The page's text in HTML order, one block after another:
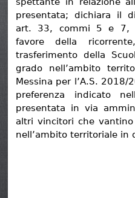
presentata; dichiara il
art. 33, commi 5 e 7,
favore della
trasferimento della
grado nell’ambito
Messina per l’A.S. 2018/
preferenza indicato
presentata in via
altri vincitori che
nell’ambito territoriale in